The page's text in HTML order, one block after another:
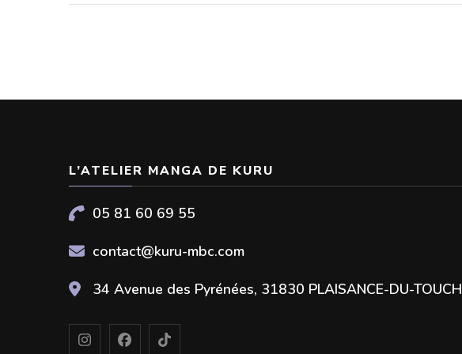
L’ATELIER MANGA DE KURU
05 81 60 69 55
contact@kuru-mbc.com
34 Avenue des Pyrénées, 31830 PLAISANCE-DU-TOUCH